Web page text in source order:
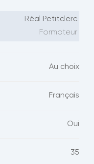
Réal Petitclerc
Formateur
Au choix
Français
Oui
35